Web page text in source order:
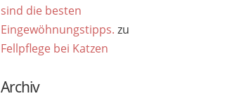
sind die besten
Eingewöhnungstipps. zu
Fellpflege bei Katzen
Archiv